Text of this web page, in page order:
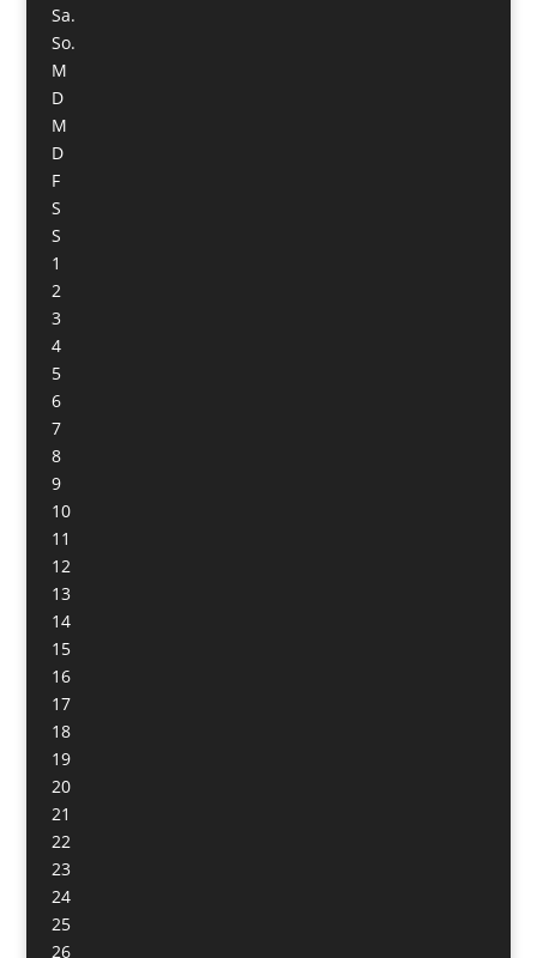
Sa.
So.
M
D
M
D
F
S
S
1
2
3
4
5
6
7
8
9
10
11
12
13
14
15
16
17
18
19
20
21
22
23
24
25
26